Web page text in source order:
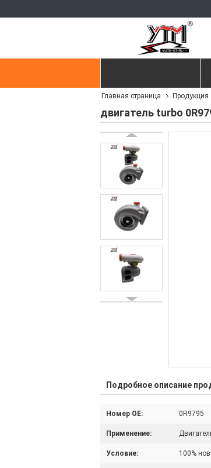
контактные данные
Главная страница Продукция
двигатель turbo
Подробное описание
Номер OE: 0R9795
Применение:
Условие: 100%